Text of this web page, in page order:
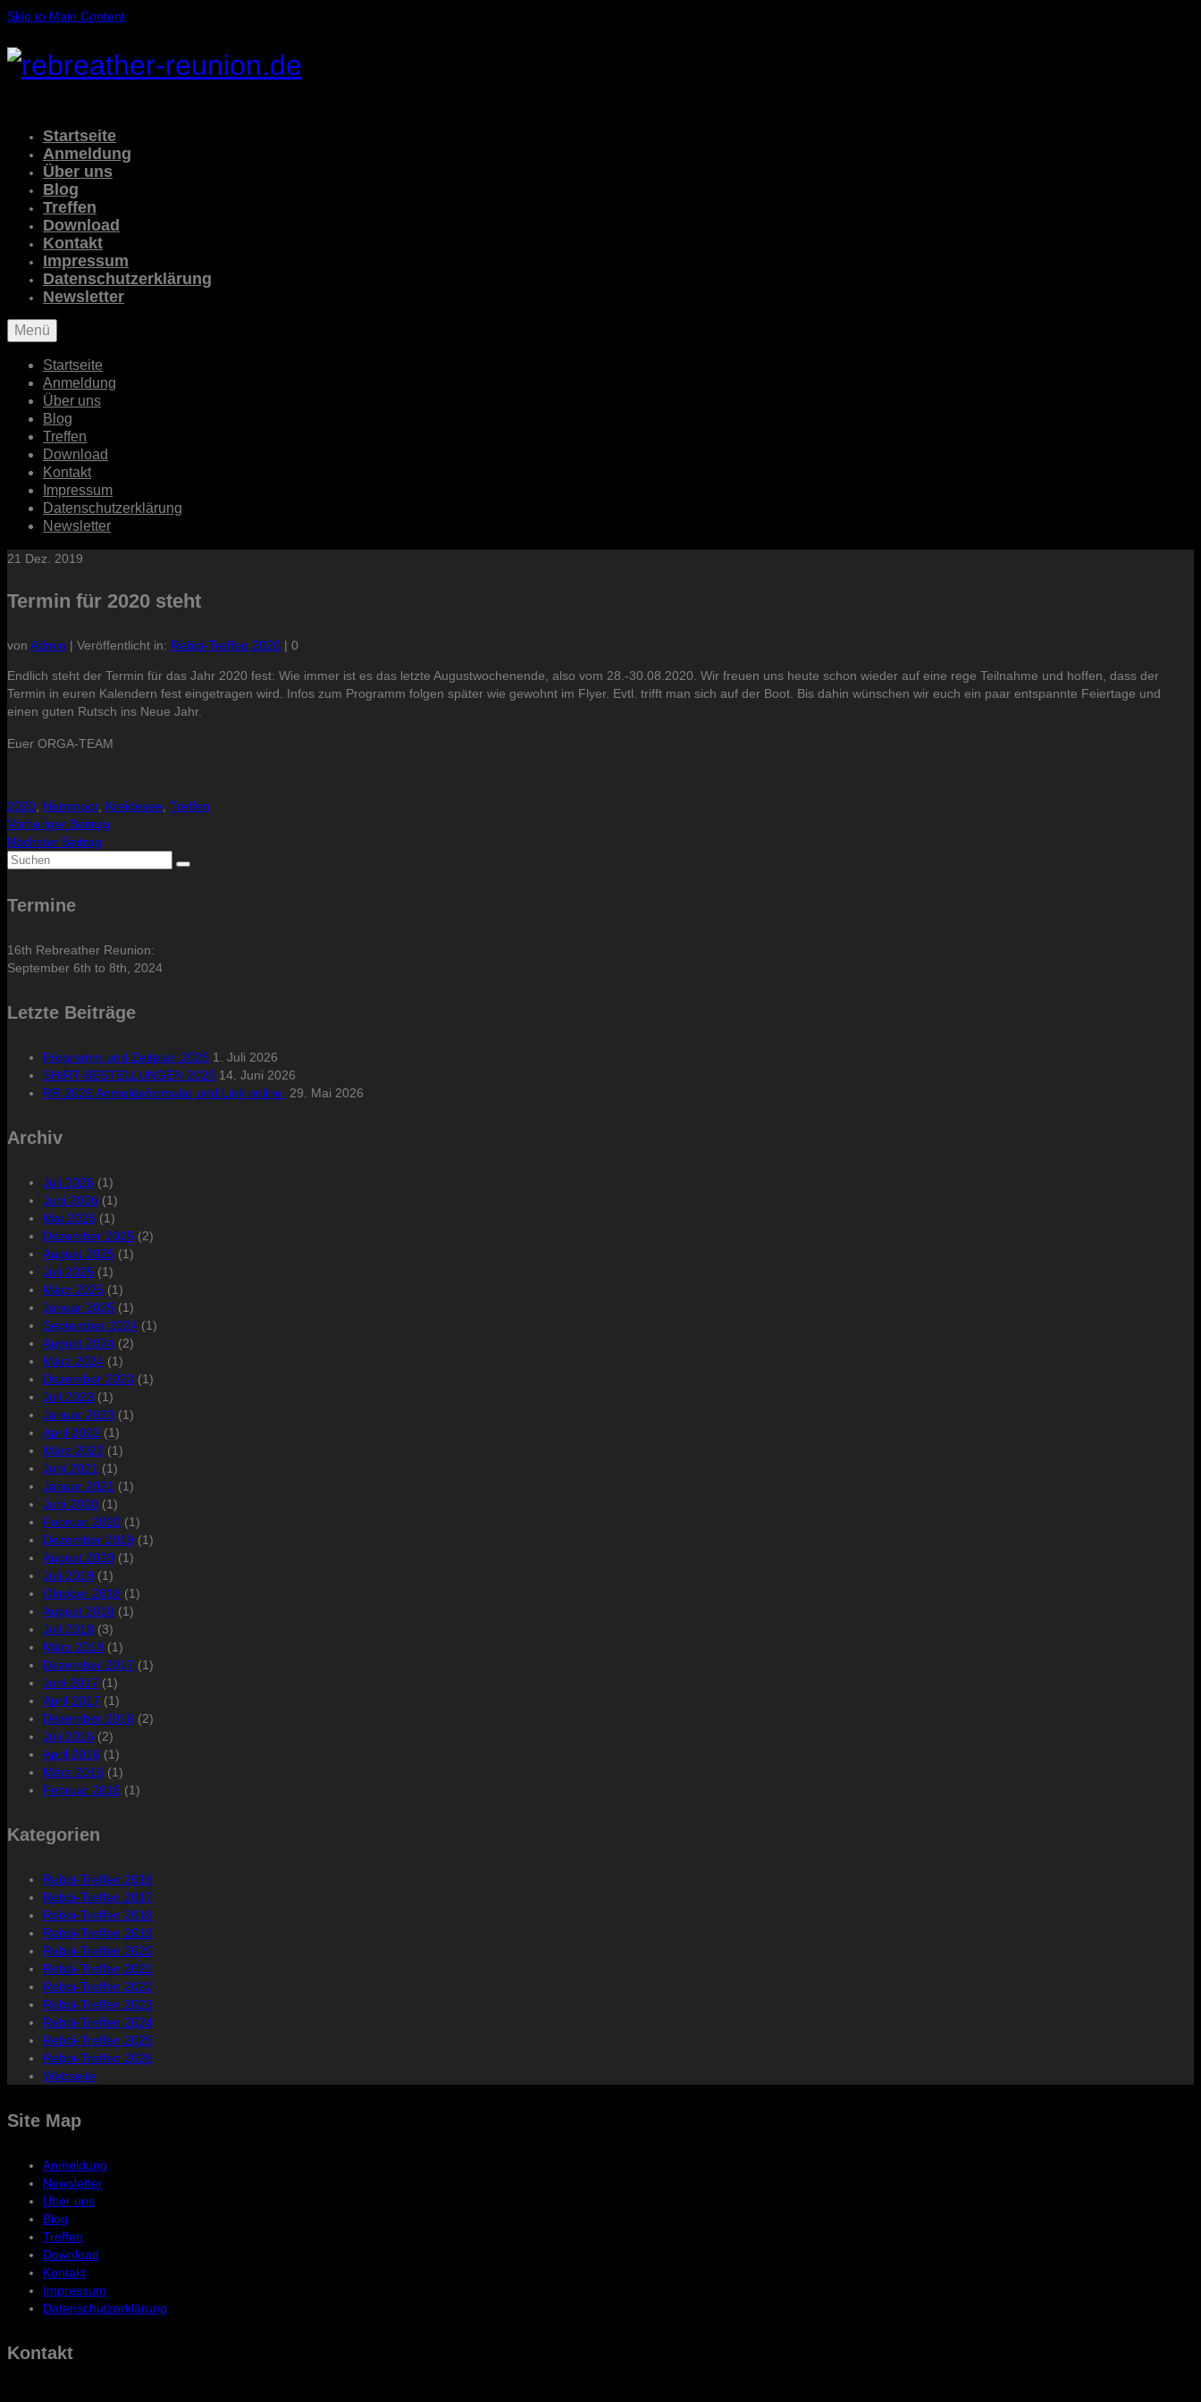
Skip to Main Content
Startseite
Anmeldung
Über uns
Blog
Treffen
Download
Kontakt
Impressum
Datenschutzerklärung
Newsletter
Menü
Startseite
Anmeldung
Über uns
Blog
Treffen
Download
Kontakt
Impressum
Datenschutzerklärung
Newsletter
21 Dez. 2019
Termin für 2020 steht
von Admin | Veröffentlicht in: Rebbi-Treffen 2020 | 0
Endlich steht der Termin für das Jahr 2020 fest: Wie immer ist es das letzte Augustwochenende, also vom 28.-30.08.2020. Wir freuen uns heute schon wieder auf eine rege Teilnahme und hoffen, dass der
Termin in euren Kalendern fest eingetragen wird. Infos zum Programm folgen später wie gewohnt im Flyer. Evtl. trifft man sich auf der Boot. Bis dahin wünschen wir euch ein paar entspannte Feiertage und
einen guten Rutsch ins Neue Jahr.
Euer ORGA-TEAM
2020 Hemmoor, Kreidesee Treffen
Vorheriger Beitrag
Nächster Beitrag
Suche
Termine
16th Rebreather Reunion:
September 6th to 8th, 2024
Letzte Beiträge
Programm und Zeitplan 2026 1. Juli 2026
SHIRT-BESTELLUNGEN 2026 14. Juni 2026
RR 2026 Anmeldeformular und Link online 29. Mai 2026
Archiv
Juli 2026 (1)
Juni 2026 (1)
Mai 2026 (1)
Dezember 2025 (2)
August 2025 (1)
Juli 2025 (1)
März 2025 (1)
Januar 2025 (1)
September 2024 (1)
August 2024 (2)
März 2024 (1)
Dezember 2023 (1)
Juli 2023 (1)
Januar 2023 (1)
April 2022 (1)
März 2022 (1)
Juni 2021 (1)
Januar 2021 (1)
Juni 2020 (1)
Februar 2020 (1)
Dezember 2019 (1)
August 2019 (1)
Juli 2019 (1)
Oktober 2018 (1)
August 2018 (1)
Juli 2018 (3)
März 2018 (1)
Dezember 2017 (1)
Juni 2017 (1)
April 2017 (1)
Dezember 2016 (2)
Juli 2016 (2)
April 2016 (1)
März 2016 (1)
Februar 2016 (1)
Kategorien
Rebbi-Treffen 2016
Rebbi-Treffen 2017
Rebbi-Treffen 2018
Rebbi-Treffen 2019
Rebbi-Treffen 2020
Rebbi-Treffen 2021
Rebbi-Treffen 2022
Rebbi-Treffen 2023
Rebbi-Treffen 2024
Rebbi-Treffen 2025
Rebbi-Treffen 2026
Webseite
Site Map
Anmeldung
Newsletter
Über uns
Blog
Treffen
Download
Kontakt
Impressum
Datenschutzerklärung
Kontakt